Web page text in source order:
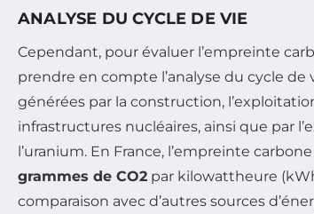
ANALYSE DU CYCLE DE VIE
Cependant, pour évaluer l’empreinte
prendre en compte l’analyse du cycle de
générées par la construction,
infrastructures nucléaires, ainsi que par
l’uranium. En France, l’empreinte
grammes de CO2 par kilowattheure
comparaison avec d’autres sources